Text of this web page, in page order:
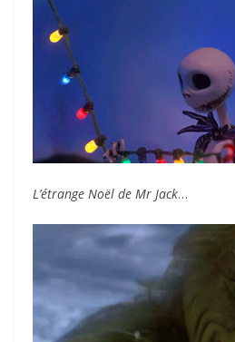
L’étrange Noël de Mr Jack…